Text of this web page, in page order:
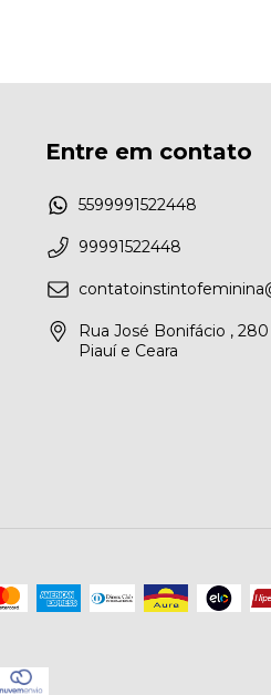
Entre em contato
5599991522448
99991522448
Rua José Bonifácio ,
Piauí e Ceara